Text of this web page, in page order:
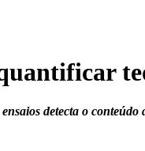
detecta o